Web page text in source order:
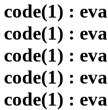
code(1) :
code(1) :
code(1) :
code(1) :
code(1) :